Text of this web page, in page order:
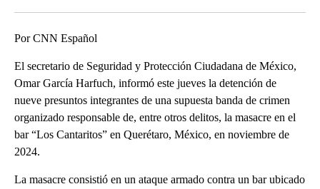
Por CNN Español
El secretario de Seguridad y Protección Ciudadana de México,
Omar García Harfuch, informó este jueves la detención de
nueve presuntos integrantes de una supuesta banda de crimen
organizado responsable de, entre otros delitos, la masacre en el
bar “Los Cantaritos” en Querétaro, México, en noviembre de
2024.
La masacre consistió en un ataque armado contra un bar ubicado